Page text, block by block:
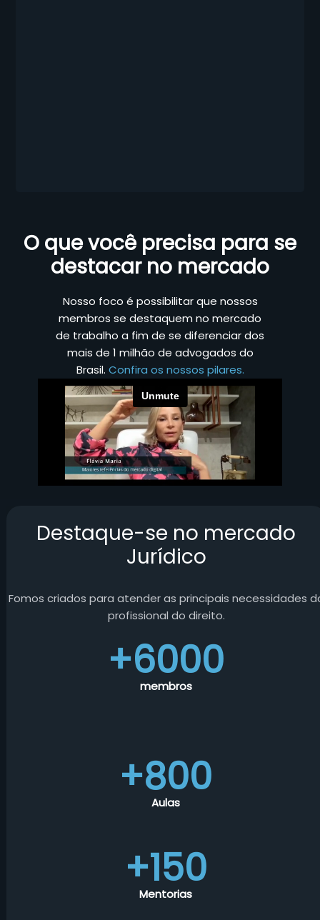
O que você precisa para se
destacar no mercado
Nosso foco é possibilitar que nossos
membros se destaquem no mercado
de trabalho a fim de se diferenciar dos
mais de 1 milhão de advogados do
Brasil. Confira os nossos pilares.
Destaque-se no mercado
Jurídico
Fomos criados para atender as principais necessidades
profissional do direito.
+6000
membros
+800
Aulas
+150
Mentorias